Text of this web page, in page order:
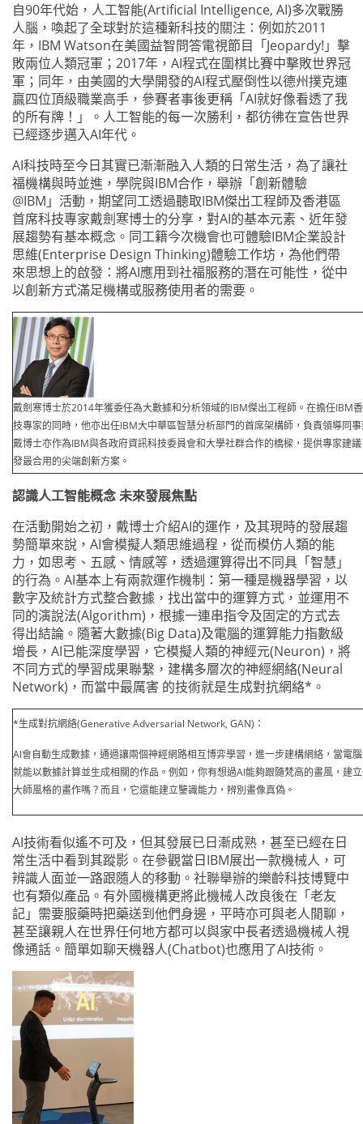
自90年代始，人工智能(Artificial Intelligence, AI)多次戰勝
人腦，喚起了全球對於這種新科技的關注：例如於2011
年，IBM Watson在美國益智問答電視節目「Jeopardy!」擊
敗兩位人類冠軍；2017年，AI程式在圍棋比賽中擊敗世界冠
軍；同年，由美國的大學開發的AI程式壓倒性以德州撲克連
贏四位頂級職業高手，參賽者事後更稱「AI就好像看透了我
的所有牌！」。人工智能的每一次勝利，都彷彿在宣告世界
已經逐步邁入AI年代。
AI科技時至今日其實已漸漸融入人類的日常生活，為了讓社
福機構與時並進，學院與IBM合作，舉辦「創新體驗
@IBM」活動，期望同工透過聽取IBM傑出工程師及香港區
首席科技專家戴劍寒博士的分享，對AI的基本元素、近年發
展趨勢有基本概念。同工籍今次機會也可體驗IBM企業設計
思維(Enterprise Design Thinking)體驗工作坊，為他們帶
來思想上的啟發：將AI應用到社福服務的潛在可能性，從中
以創新方式滿足機構或服務使用者的需要。
戴劍寒博士於2014年獲委任為大數據和分析領域的IBM傑出工程師。在擔任IBM
技專家的同時，他亦出任IBM大中華區智慧分析部門的首席架構師，負責領導同
戴博士亦作為IBM與各政府資訊科技委員會和大學社群合作的橋樑，提供專家建
發最合用的尖端創新方案。
認識人工智能概念 未來發展焦點
在活動開始之初，戴博士介紹AI的運作，及其現時的發展趨
勢簡單來說，AI會模擬人類思維過程，從而模仿人類的能
力，如思考、五感、情感等，透過運算得出不同具「智慧」
的行為。AI基本上有兩款運作機制：第一種是機器學習，以
數字及統計方式整合數據，找出當中的運算方式，並運用不
同的演說法(Algorithm)，根據一連串指令及固定的方式去
得出結論。隨著大數據(Big Data)及電腦的運算能力指數級
增長，AI已能深度學習，它模擬人類的神經元(Neuron)，將
不同方式的學習成果聯繫，建構多層次的神經網絡(Neural
Network)，而當中最厲害 的技術就是生成對抗網絡*。
*生成對抗網絡(Generative Adversarial Network, GAN)：
AI會自動生成數據，通過讓兩個神經網路相互博弈學習，進一步建構網絡，當電
就能以數據計算並生成相關的作品。例如，你有想過AI能夠跟隨梵高的畫風，建
大師風格的畫作嗎？而且，它還能建立鑒識能力，辨別畫像真偽。
AI技術看似遙不可及，但其發展已日漸成熟，甚至已經在日
常生活中看到其蹤影。在參觀當日IBM展出一款機械人，可
辨識人面並一路跟隨人的移動。社聯舉辦的樂齡科技博覽中
也有類似產品。有外國機構更將此機械人改良後在「老友
記」需要服藥時把藥送到他們身邊，平時亦可與老人閒聊，
甚至讓親人在世界任何地方都可以與家中長者透過機械人視
像通話。簡單如聊天機器人(Chatbot)也應用了AI技術。